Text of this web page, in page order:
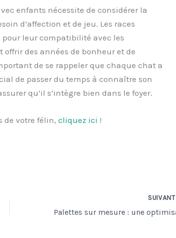
enfants nécessite de considérer la
d’affection et de jeu. Les races
leur compatibilité avec les
des années de bonheur et de
de se rappeler que chaque chat a
de passer du temps à connaître son
qu’il s’intègre bien dans le foyer.
de votre félin, cliquez ici !
SUIVANT